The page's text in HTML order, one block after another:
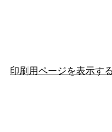
印刷用ページを表示する